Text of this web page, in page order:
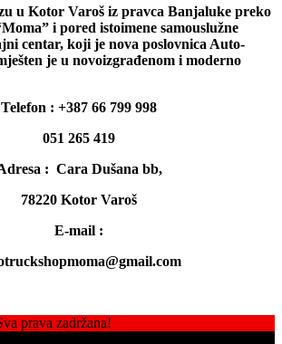
u Kotor Varoš iz pravca Banjaluke preko
i pored istoimene samouslužne
centar, koji je nova poslovnica Auto-
je u novoizgrađenom i moderno
Telefon : +387 66 799 998
051 265 419
: Cara Dušana bb,
78220 Kotor Varoš
E-mail :
prava zadržana!